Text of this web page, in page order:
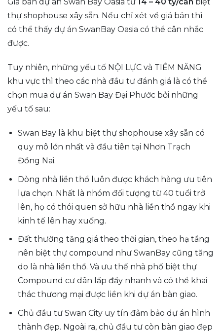
Giá bán dự án Swan Bay Oasia từ 14 – 40 tỷ/căn biệt
thự shophouse xây sẵn. Nếu chỉ xét về giá bán thì
có thể thấy dự án SwanBay Oasia có thể cân nhắc
được.
Tuy nhiên, những yếu tố NỘI LỰC và TIỀM NĂNG
khu vực thì theo các nhà đầu tư đánh giá là có thể
chọn mua dự án Swan Bay Đại Phước bởi những
yếu tố sau:
Swan Bay là khu biệt thự shophouse xây sẵn có
quy mô lớn nhất và đầu tiên tại Nhơn Trạch
Đồng Nai.
Dòng nhà liền thổ luôn được khách hàng ưu tiên
lựa chọn. Nhất là nhóm đối tượng từ 40 tuổi trở
lên, họ có thói quen sở hữu nhà liền thổ ngay khi
kinh tế lên hay xuống.
Đất thường tăng giá theo thời gian, theo hạ tầng
nên biệt thự compound như SwanBay cũng tăng
do là nhà liền thổ. Và ưu thế nhà phố biệt thự
Compound cư dân lấp đầy nhanh và có thể khai
thác thương mại được liền khi dự án bàn giao.
Chủ đầu tư Swan City uy tín đảm bảo dự án hình
thành đẹp. Ngoài ra, chủ đầu tư còn bàn giao đẹp